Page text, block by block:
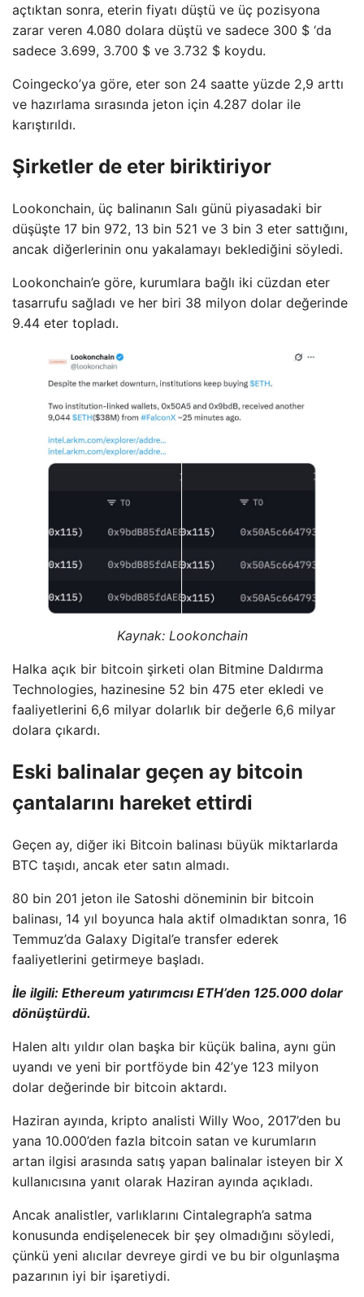
açtıktan sonra, eterin fiyatı düştü ve üç pozisyona
zarar veren 4.080 dolara düştü ve sadece 300 $ ‘da
sadece 3.699, 3.700 $ ve 3.732 $ koydu.
Coingecko’ya göre, eter son 24 saatte yüzde 2,9 arttı
ve hazırlama sırasında jeton için 4.287 dolar ile
karıştırıldı.
Şirketler de eter biriktiriyor
Lookonchain, üç balinanın Salı günü piyasadaki bir
düşüşte 17 bin 972, 13 bin 521 ve 3 bin 3 eter sattığını,
ancak diğerlerinin onu yakalamayı beklediğini söyledi.
Lookonchain’e göre, kurumlara bağlı iki cüzdan eter
tasarrufu sağladı ve her biri 38 milyon dolar değerinde
9.44 eter topladı.
Kaynak: Lookonchain
Halka açık bir bitcoin şirketi olan Bitmine Daldırma
Technologies, hazinesine 52 bin 475 eter ekledi ve
faaliyetlerini 6,6 milyar dolarlık bir değerle 6,6 milyar
dolara çıkardı.
Eski balinalar geçen ay bitcoin
çantalarını hareket ettirdi
Geçen ay, diğer iki Bitcoin balinası büyük miktarlarda
BTC taşıdı, ancak eter satın almadı.
80 bin 201 jeton ile Satoshi döneminin bir bitcoin
balinası, 14 yıl boyunca hala aktif olmadıktan sonra, 16
Temmuz’da Galaxy Digital’e transfer ederek
faaliyetlerini getirmeye başladı.
İle ilgili: Ethereum yatırımcısı ETH’den 125.000 dolar
dönüştürdü.
Halen altı yıldır olan başka bir küçük balina, aynı gün
uyandı ve yeni bir portföyde bin 42’ye 123 milyon
dolar değerinde bir bitcoin aktardı.
Haziran ayında, kripto analisti Willy Woo, 2017’den bu
yana 10.000’den fazla bitcoin satan ve kurumların
artan ilgisi arasında satış yapan balinalar isteyen bir X
kullanıcısına yanıt olarak Haziran ayında açıkladı.
Ancak analistler, varlıklarını Cintalegraph’a satma
konusunda endişelenecek bir şey olmadığını söyledi,
çünkü yeni alıcılar devreye girdi ve bu bir olgunlaşma
pazarının iyi bir işaretiydi.